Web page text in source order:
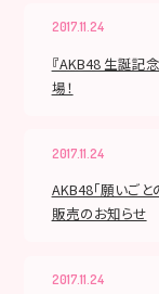
2017.11.24
『AKB48 生誕記
場！
2017.11.24
AKB48「願いご
販売のお知らせ
2017.11.24